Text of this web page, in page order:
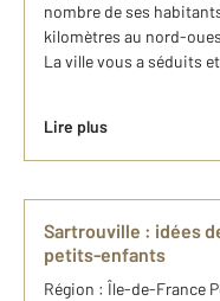
nombre de ses
kilomètres au nord-
La ville vous a séduits
Lire plus
Sartrouville : idées
petits-enfants
Région : Île-de-France